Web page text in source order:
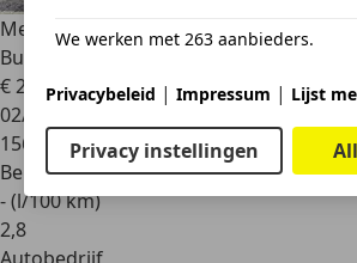
Mercedes-Benz E 200Coupé AMG-Line
Burmester | Memory | HU
€ 29.750
02/2018
156.376 km
Benzine
- (l/100 km)
2,8
We werken met 263 aanbieders.
Privacybeleid | Impressum | Lijst
Privacy instellingen